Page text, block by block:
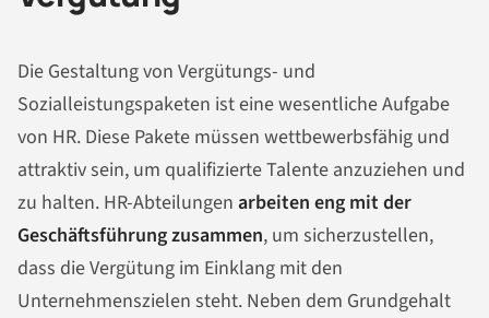
Die Gestaltung von Vergütungs- und
Sozialleistungspaketen ist eine wesentliche Aufgabe
von HR. Diese Pakete müssen wettbewerbsfähig und
attraktiv sein, um qualifizierte Talente anzuziehen und
zu halten. HR-Abteilungen arbeiten eng mit der
Geschäftsführung zusammen, um sicherzustellen,
dass die Vergütung im Einklang mit den
Unternehmenszielen steht. Neben dem Grundgehalt